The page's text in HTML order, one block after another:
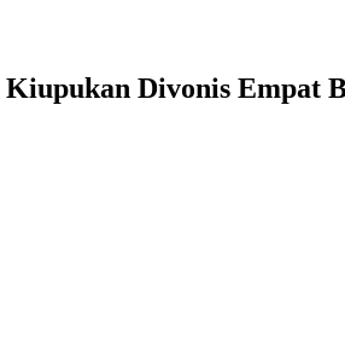
Divonis Empat